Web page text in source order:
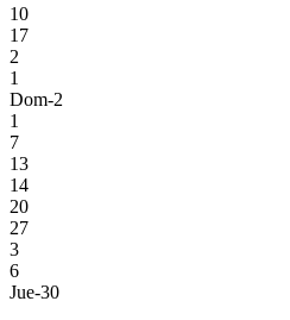
10
17
2
1
Dom-2
1
7
13
14
20
27
3
6
Jue-30